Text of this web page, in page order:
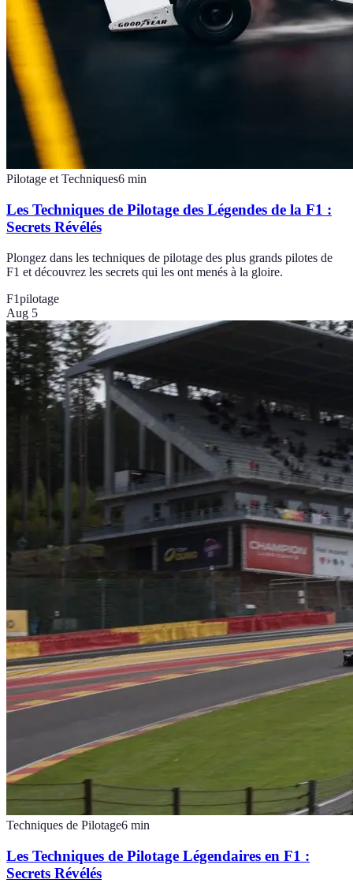
Pilotage et Techniques6 min
Les Techniques de Pilotage des Légendes de la F1 :
Secrets Révélés
Plongez dans les techniques de pilotage des plus grands pilotes de
F1 et découvrez les secrets qui les ont menés à la gloire.
F1pilotage
Aug 5
Techniques de Pilotage6 min
Les Techniques de Pilotage Légendaires en F1 :
Secrets Révélés